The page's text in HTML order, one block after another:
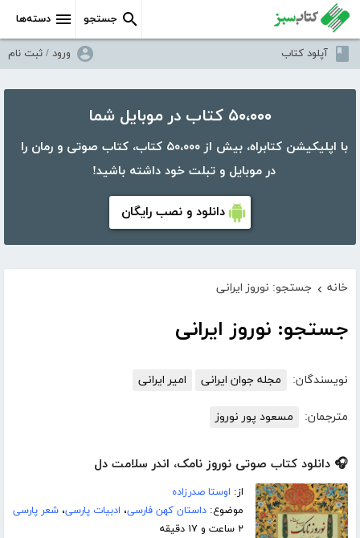
دسته‌ها جستجو
آپلود کتاب ورود / ثبت نام
۵۰،۰۰۰ کتاب در موبایل شما
با اپلیکیشن کتابراه، بیش از ۵۰،۰۰۰ کتاب، کتاب صوتی و رمان را
در موبایل و تبلت خود داشته باشید!
دانلود و نصب رایگان
خانه › جستجو: نوروز ایرانی
جستجو: نوروز ایرانی
نویسندگان: مجله جوان ایرانی امیر ایرانی
مترجمان: مسعود پور نوروز
🎧 دانلود کتاب صوتی نوروز نامک، اندر سلامت دل
از: اوستا صدرزاده
موضوع:داستان کهن فارسی، ادبیات پارسی،شعر پارسی
۲ ساعت و ۱۷ دقیقه